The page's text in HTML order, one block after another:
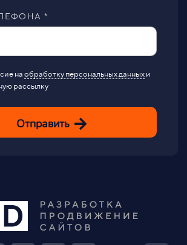
*
на обработку персональных данных и
рассылку
Отправить